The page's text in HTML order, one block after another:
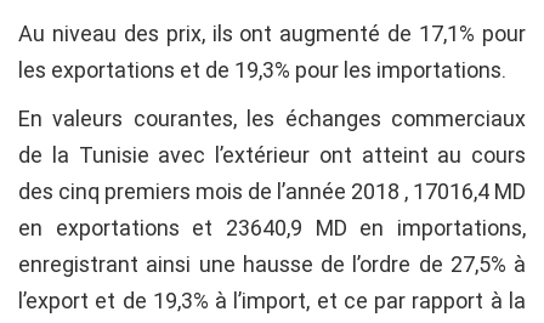
Au niveau des prix, ils ont augmenté de 17,1% pour
les exportations et de 19,3% pour les importations.
En valeurs courantes, les échanges commerciaux
de la Tunisie avec l’extérieur ont atteint au cours
des cinq premiers mois de l’année 2018 , 17016,4 MD
en exportations et 23640,9 MD en importations,
enregistrant ainsi une hausse de l’ordre de 27,5% à
l’export et de 19,3% à l’import, et ce par rapport à la